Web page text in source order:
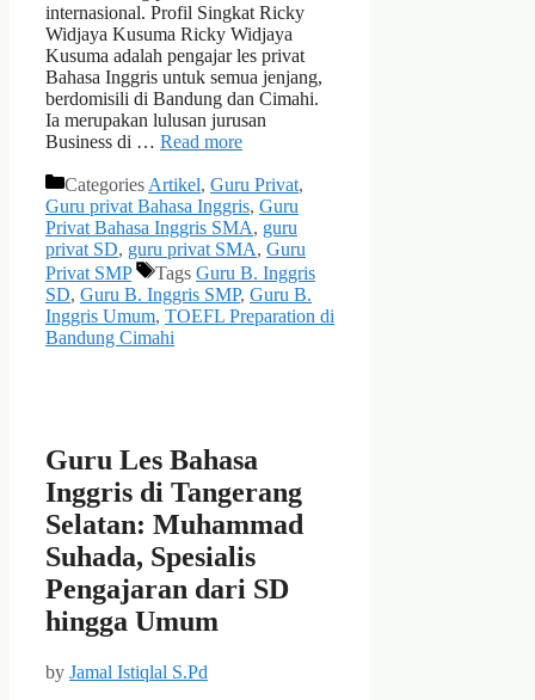
internasional. Profil Singkat Ricky
Widjaya Kusuma Ricky Widjaya
Kusuma adalah pengajar les privat
Bahasa Inggris untuk semua jenjang,
berdomisili di Bandung dan Cimahi.
Ia merupakan lulusan jurusan
Business di … Read more
Categories Artikel, Guru Privat,
Guru privat Bahasa Inggris, Guru
Privat Bahasa Inggris SMA, guru
privat SD, guru privat SMA, Guru
Privat SMP
Tags Guru B. Inggris
SD, Guru B. Inggris SMP, Guru B.
Inggris Umum, TOEFL Preparation di
Bandung Cimahi
Guru Les Bahasa
Inggris di Tangerang
Selatan: Muhammad
Suhada, Spesialis
Pengajaran dari SD
hingga Umum
by Jamal Istiqlal S.Pd